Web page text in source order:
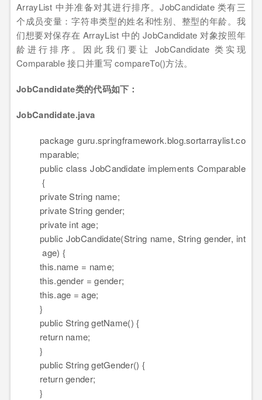
ArrayList 中并准备对其进行排序。JobCandidate 类有三
个成员变量：字符串类型的姓名和性别、整型的年龄。我
们想要对保存在 ArrayList 中的 JobCandidate 对象按照年
龄进行排序。因此我们要让 JobCandidate 类实现
Comparable 接口并重写 compareTo()方法。
JobCandidate类的代码如下：
JobCandidate.java
package guru.springframework.blog.sortarraylist.co
mparable;
public class JobCandidate implements Comparable
{
privateString name;
privateString gender;
private int age;
public JobCandidate(String name, String gender, int
age) {
this.name = name;
this.gender = gender;
this.age = age;
}
public String getName() {
returnname;
}
public String getGender() {
returngender;
}